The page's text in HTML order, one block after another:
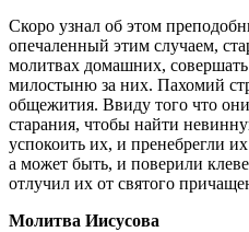
Скоро узнал об этом
опечаленный этим случаем,
молитвах домашних,
милостыню за них. Пахомий
общежития. Ввиду того что
старания, чтобы найти
успокоить их, и пренебрегли
а может быть, и поверили
отлучил их от святого
Молитва Иисусова